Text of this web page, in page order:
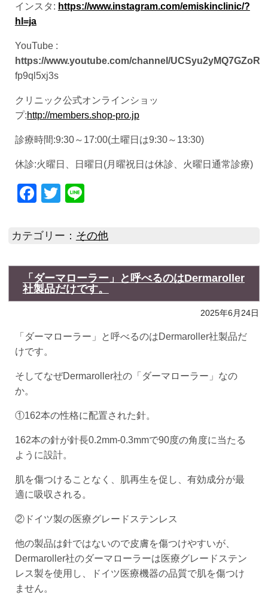
インスタ: https://www.instagram.com/emiskinclinic/?
hl=ja
YouTube :
https://www.youtube.com/channel/
fp9ql5xj3s
クリニック公式オンラインショッ
プ:http://members.shop-pro.jp
診療時間:9:30～17:00(土曜日は9:30～13:30)
休診:火曜日、日曜日(月曜祝日は休診、火曜日通常診療)
Facebook
Twitter
Line
カテゴリー： その他
「ダーマローラー」と呼べるのはDermaroller
社製品だけです。
2025年6月24日
「ダーマローラー」と呼べるのはDermaroller社製品だ
けです。
そしてなぜDermaroller社の「ダーマローラー」なの
か。
①162本の性格に配置された針。
162本の針が針長0.2mm-0.3mmで90度の角度に当たる
ように設計。
肌を傷つけることなく、肌再生を促し、有効成分が最
適に吸収される。
②ドイツ製の医療グレードステンレス
他の製品は針ではないので皮膚を傷つけやすいが、
Dermaroller社のダーマローラーは医療グレードステン
レス製を使用し、ドイツ医療機器の品質で肌を傷つけ
ません。